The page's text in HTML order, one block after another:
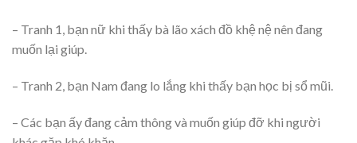
– Tranh 1, bạn nữ khi thấy bà lão xách đồ khệ nệ nên đang
muốn lại giúp.
– Tranh 2, bạn Nam đang lo lắng khi thấy bạn học bị sổ mũi.
– Các bạn ấy đang cảm thông và muốn giúp đỡ khi người